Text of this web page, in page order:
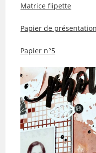
Matrice flipette
Papier de
Papier n°5